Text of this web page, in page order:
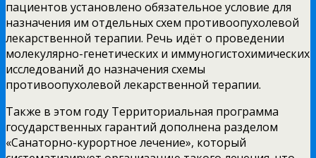
пациентов установлено обязательное условие для
назначения им отдельных схем противоопухолевой
лекарственной терапии. Речь идёт о проведении
молекулярно-генетических и иммуногистохимических
исследований до назначения схемы
противоопухолевой лекарственной терапии.
Также в этом году Территориальная программа
государственных гарантий дополнена разделом
«Санаторно-курортное лечение», который